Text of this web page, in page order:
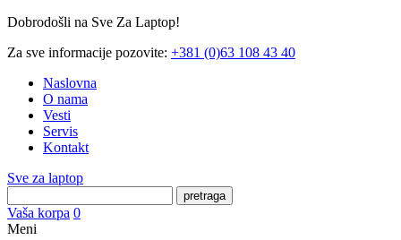
Dobrodošli na Sve Za Laptop!
Za sve informacije pozovite: +381 (0)63 108 43 40
Naslovna
O nama
Vesti
Servis
Kontakt
Sve za laptop
pretraga
Vaša korpa 0
Meni